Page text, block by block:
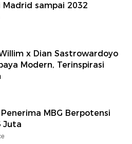
Madrid sampai 2032
x Dian Sastrowardoyo
Modern, Terinspirasi
MBG Berpotensi
Juta